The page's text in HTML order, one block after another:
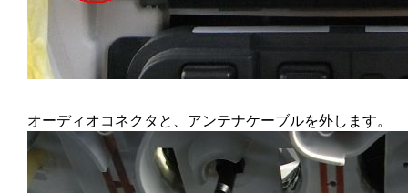
オーディオコネクタと、アンテナケーブルを外します。